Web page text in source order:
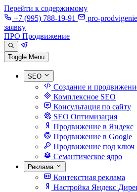
Перейти к содержимому
+7 (995) 788-19-91
pro-
заявку
ПРО Продвижение
Toggle Menu
SEO
Создание и
Комплексное SEO
Консультация по сайту
SEO Оптимизация
Продвижение в Яндекс
Продвижение в Google
Продвижение под ключ
Семантическое ядро
Реклама
Контекстная реклама
Настройка Яндекс